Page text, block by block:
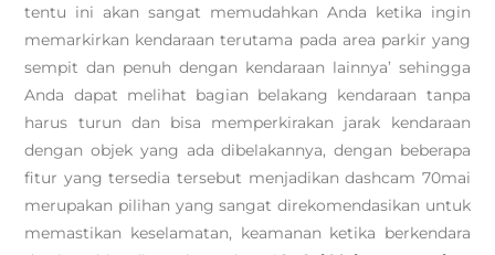
tentu ini akan sangat memudahkan Anda ketika ingin
memarkirkan kendaraan terutama pada area parkir yang
sempit dan penuh dengan kendaraan lainnya’ sehingga
Anda dapat melihat bagian belakang kendaraan tanpa
harus turun dan bisa memperkirakan jarak kendaraan
dengan objek yang ada dibelakannya, dengan beberapa
fitur yang tersedia tersebut menjadikan dashcam 70mai
merupakan pilihan yang sangat direkomendasikan untuk
memastikan keselamatan, keamanan ketika berkendara